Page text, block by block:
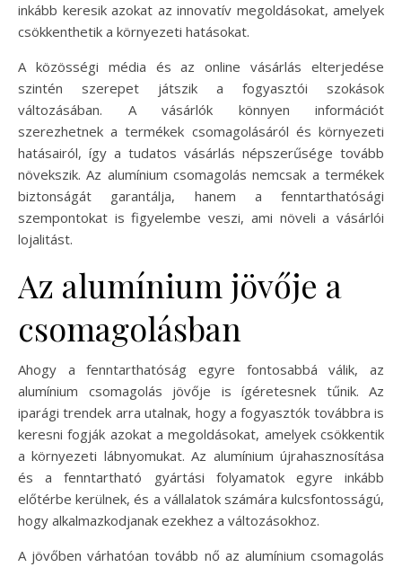
inkább keresik azokat az innovatív megoldásokat, amelyek
csökkenthetik a környezeti hatásokat.
A közösségi média és az online vásárlás elterjedése
szintén szerepet játszik a fogyasztói szokások
változásában. A vásárlók könnyen információt
szerezhetnek a termékek csomagolásáról és környezeti
hatásairól, így a tudatos vásárlás népszerűsége tovább
növekszik. Az alumínium csomagolás nemcsak a termékek
biztonságát garantálja, hanem a fenntarthatósági
szempontokat is figyelembe veszi, ami növeli a vásárlói
lojalitást.
Az alumínium jövője a
csomagolásban
Ahogy a fenntarthatóság egyre fontosabbá válik, az
alumínium csomagolás jövője is ígéretesnek tűnik. Az
iparági trendek arra utalnak, hogy a fogyasztók továbbra is
keresni fogják azokat a megoldásokat, amelyek csökkentik
a környezeti lábnyomukat. Az alumínium újrahasznosítása
és a fenntartható gyártási folyamatok egyre inkább
előtérbe kerülnek, és a vállalatok számára kulcsfontosságú,
hogy alkalmazkodjanak ezekhez a változásokhoz.
A jövőben várhatóan tovább nő az alumínium csomagolás